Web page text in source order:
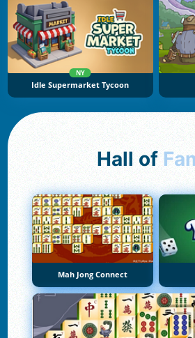
NY
Idle Supermarket Tycoon
Hall of
Mah Jong Connect